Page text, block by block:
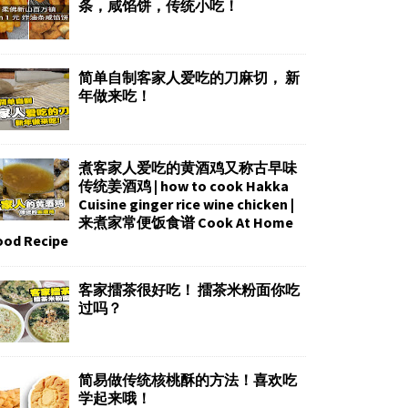
条，咸馅饼，传统小吃！
简单自制客家人爱吃的刀麻切， 新
年做来吃！
煮客家人爱吃的黄酒鸡又称古早味
传统姜酒鸡 | how to cook Hakka
Cuisine ginger rice wine chicken |
来煮家常便饭食谱 Cook At Home
Recipe
客家擂茶很好吃！ 擂茶米粉面你吃
过吗？
简易做传统核桃酥的方法！喜欢吃
学起来哦！